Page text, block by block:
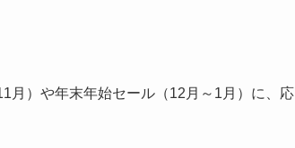
月）や年末年始セール（12月～1月）に、応